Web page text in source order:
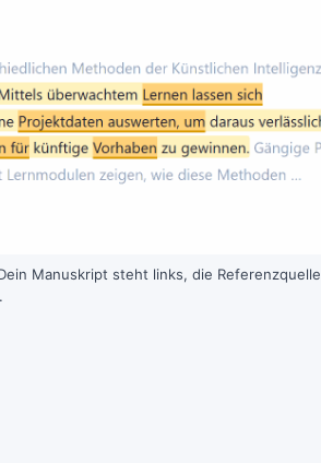
Manuskript steht links, die Referenzquelle